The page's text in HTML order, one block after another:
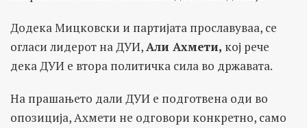
Додека Мицковски и партијата прославуваа, се
огласи лидерот на ДУИ,Али Ахмети, кој рече
дека ДУИ е втора политичка сила во државата.
На прашањето дали ДУИ е подготвена оди во
опозиција, Ахмети не одговори конкретно, само